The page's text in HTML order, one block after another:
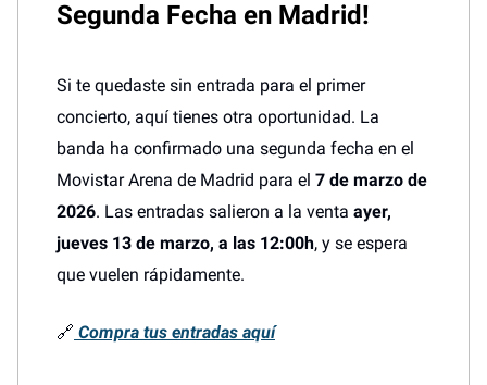
Segunda Fecha en Madrid!
Si te quedaste sin entrada para el primer
concierto, aquí tienes otra oportunidad. La
banda ha confirmado una segunda fecha en el
Movistar Arena de Madrid para el 7 de marzo de
2026. Las entradas salieron a la venta ayer,
jueves 13 de marzo, a las 12:00h, y se espera
que vuelen rápidamente.
🔗 Compra tus entradas aquí